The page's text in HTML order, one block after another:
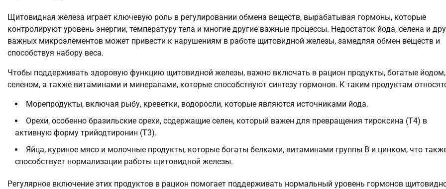
Щитовидная железа играет ключевую роль в регулировании обмена веществ, вырабатывая гормоны, которые
контролируют уровень энергии, температуру тела и многие другие важные процессы. Недостаток йода, селена и
важных микроэлементов может привести к нарушениям в работе щитовидной железы, замедляя обмен веществ и
способствуя набору веса.
Чтобы поддерживать здоровую функцию щитовидной железы, важно включать в рацион продукты, богатые йодом,
селеном, а также витаминами и минералами, которые способствуют синтезу гормонов. К таким продуктам
Морепродукты, включая рыбу, креветки, водоросли, которые являются источниками йода.
Орехи, особенно бразильские орехи, содержащие селен, который важен для превращения тироксина (Т4) в
активную форму трийодтиронин (Т3).
Яйца, куриное мясо и молочные продукты, которые богаты белками, витаминами группы B и цинком, что
способствует нормализации работы щитовидной железы.
Регулярное включение этих продуктов в рацион помогает поддерживать нормальный уровень гормонов